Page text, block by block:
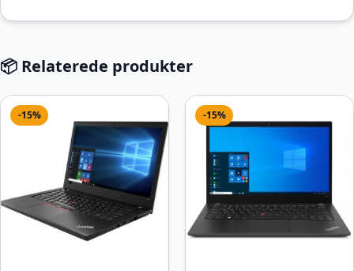
📦 Relaterede produkter
-15% -15%